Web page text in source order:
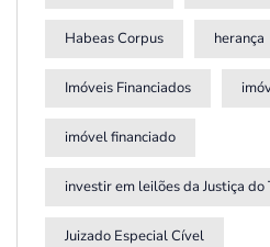
Habeas Corpus herança
Imóveis Financiados
imóvel financiado
investir em leilões da Justiça do
Juizado Especial Cível